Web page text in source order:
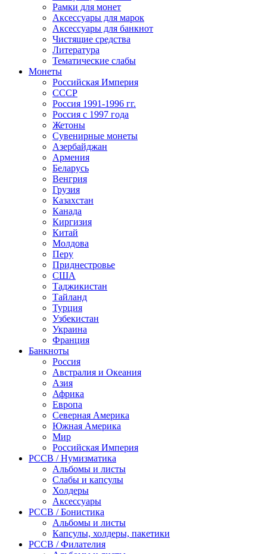
Рамки для монет
Аксессуары для марок
Аксессуары для банкнот
Чистящие средства
Литература
Тематические слабы
Монеты
Российская Империя
СССР
Россия 1991-1996 гг.
Россия с 1997 года
Жетоны
Сувенирные монеты
Азербайджан
Армения
Беларусь
Венгрия
Грузия
Казахстан
Канада
Киргизия
Китай
Молдова
Перу
Приднестровье
США
Таджикистан
Тайланд
Турция
Узбекистан
Украина
Франция
Банкноты
Россия
Австралия и Океания
Азия
Африка
Европа
Северная Америка
Южная Америка
Мир
Российская Империя
PCCB / Нумизматика
Альбомы и листы
Слабы и капсулы
Холдеры
Аксессуары
PCCB / Бонистика
Альбомы и листы
Капсулы, холдеры, пакетики
PCCB / Филателия